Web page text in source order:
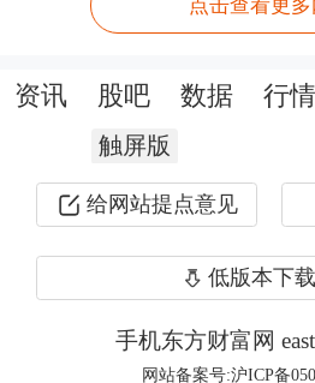
上周四以来，红利指数
“老登”股成为大盘支撑
在昨日的修复中，双
点击查看更
资讯 股吧 数据 行情
触屏版
给网站提点意见
低版本下
手机东方财富网
网站备案号:沪ICP备